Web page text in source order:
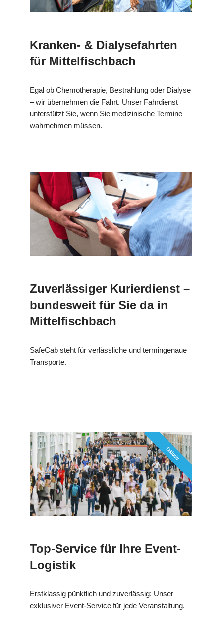
Kranken- & Dialysefahrten
für Mittelfischbach
Egal ob Chemotherapie, Bestrahlung oder Dialyse
– wir übernehmen die Fahrt. Unser Fahrdienst
unterstützt Sie, wenn Sie medizinische Termine
wahrnehmen müssen.
Zuverlässiger Kurierdienst –
bundesweit für Sie da in
Mittelfischbach
SafeCab steht für verlässliche und termingenaue
Transporte.
Top-Service für Ihre Event-
Logistik
Erstklassig pünktlich und zuverlässig: Unser
exklusiver Event-Service für jede Veranstaltung.